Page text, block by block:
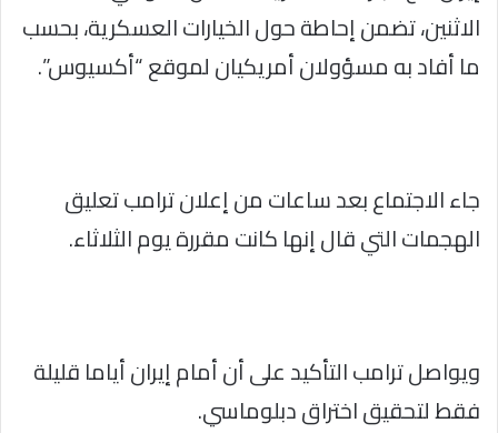
الاثنين، تضمن إحاطة حول الخيارات العسكرية، بحسب
ما أفاد به مسؤولان أمريكيان لموقع “أكسيوس”.
جاء الاجتماع بعد ساعات من إعلان ترامب تعليق
الهجمات التي قال إنها كانت مقررة يوم الثلاثاء.
ويواصل ترامب التأكيد على أن أمام إيران أياما قليلة
فقط لتحقيق اختراق دبلوماسي.